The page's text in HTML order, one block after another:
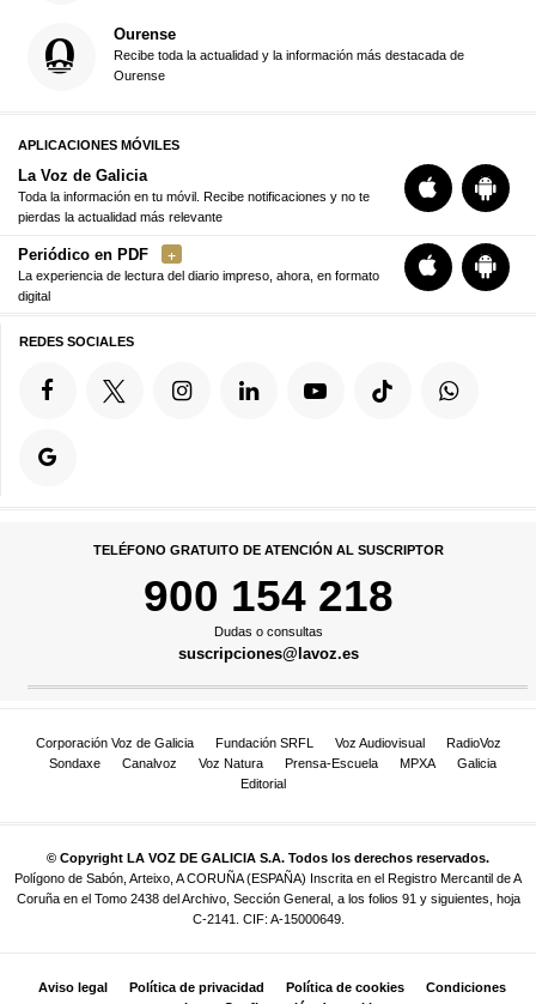
Ourense
Recibe toda la actualidad y la información más destacada de
Ourense
APLICACIONES MÓVILES
La Voz de Galicia
Toda la información en tu móvil. Recibe notificaciones y no te
pierdas la actualidad más relevante
Periódico en PDF
La experiencia de lectura del diario impreso, ahora, en formato
digital
REDES SOCIALES
TELÉFONO GRATUITO DE ATENCIÓN AL SUSCRIPTOR
900 154 218
Dudas o consultas
suscripciones@lavoz.es
Corporación Voz de Galicia Fundación SRFL Voz Audiovisual
RadioVoz
Sondaxe
Canalvoz Voz Natura Prensa-Escuela MPXA
Galicia
Editorial
© Copyright LA VOZ DE GALICIA S.A. Todos los derechos reservados.
Polígono de Sabón, Arteixo, A CORUÑA (ESPAÑA) Inscrita en el Registro Mercantil de A
Coruña en el Tomo 2438 del Archivo, Sección General, a los folios 91 y siguientes, hoja
C-2141. CIF: A-15000649.
Aviso legal Política de privacidad Política de cookies
Condiciones